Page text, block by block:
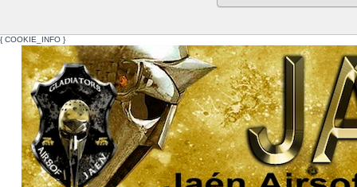
{ COOKIE_INFO }